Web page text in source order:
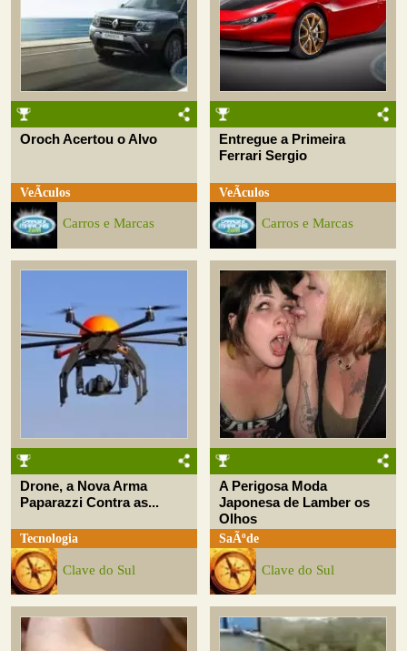
Oroch Acertou o Alvo
VeÃ­culos
Carros e Marcas
Entregue a Primeira
Ferrari Sergio
VeÃ­culos
Carros e Marcas
Drone, a Nova Arma
Paparazzi Contra as...
Tecnologia
Clave do Sul
A Perigosa Moda
Japonesa de Lamber os
Olhos
SaÃºde
Clave do Sul